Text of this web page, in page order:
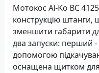
Мотокос Al-Ko BC
конструкцію штанги,
зменшити габарити
два запуски: перший -
допомогою
оснащена щитком